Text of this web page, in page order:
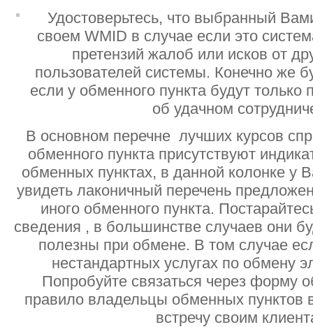
Удостоверьтесь, что выбранный
своем WMID в случае если это
претензий жалоб или исков от
пользователей системы. Конечно же
если у обменного пункта будут
об удачном
В основном перечне лучших курсов
обменного пункта присутствуют
обменных пунктах, в данной колонке у
увидеть лаконичный перечень
иного обменного пункта.
сведения , в большинстве случаев они
полезны при обмене. В том случае
нестандартных услугах по обмену
Попробуйте связаться через форму
правило владельцы обменных пунктов
встречу своим